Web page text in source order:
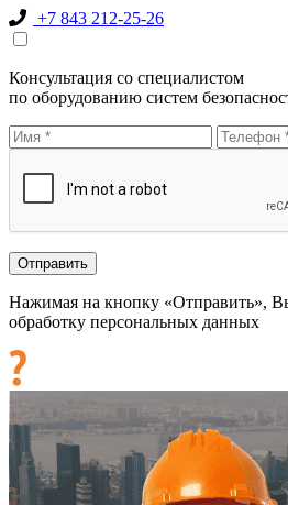
+7 843 212-25-26
Консультация со специалистом
по оборудованию систем
Нажимая на кнопку «Отправить»,
обработку персональных данных